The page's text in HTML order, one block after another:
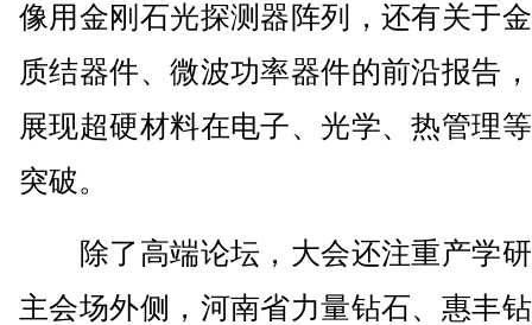
像用金刚石光探测器阵列，还有关于
质结器件、微波功率器件的前沿报告
展现超硬材料在电子、光学、热管理
突破。
除了高端论坛，大会还注重产学
主会场外侧，河南省力量钻石、惠丰